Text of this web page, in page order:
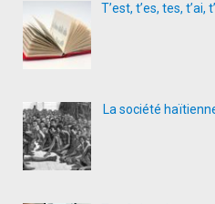
T’est, t’es, tes, t’ai,
La société